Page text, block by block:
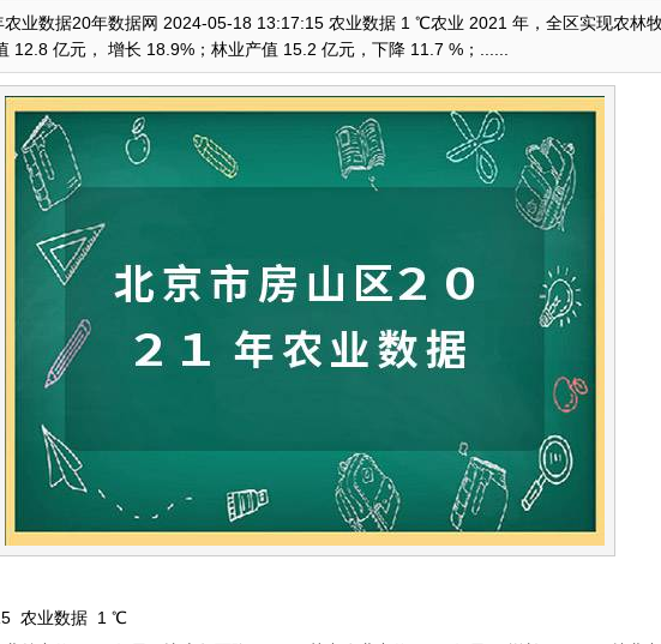
业数据20年数据网 2024-05-18 13:17:15 农业数据 1 ℃农业 2021 年，全区实现农林
12.8 亿元， 增长 18.9%；林业产值 15.2 亿元，下降 11.7 %；......
农业数据 1 ℃